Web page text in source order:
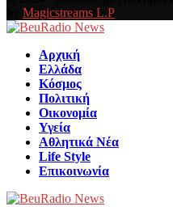
Magicstreams L.P
Αρχική
Ελλάδα
Κόσμος
Πολιτική
Οικονομία
Υγεία
Αθλητικά Νέα
Life Style
Επικοινωνία